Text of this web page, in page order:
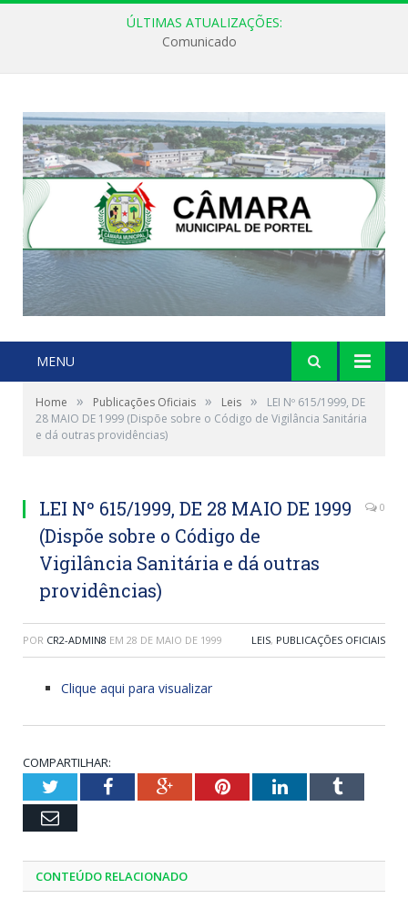
ÚLTIMAS ATUALIZAÇÕES:
Comunicado
MENU
Home » Publicações Oficiais » Leis »
LEI Nº 615/1999, DE
28 MAIO DE 1999 (Dispõe sobre o Código de Vigilância Sanitária
e dá outras providências)
LEI Nº 615/1999, DE 28 MAIO DE 1999
(Dispõe sobre o Código de
Vigilância Sanitária e dá outras
providências)
0
POR CR2-ADMIN8 EM 28 DE MAIO DE 1999 LEIS, PUBLICAÇÕES OFICIAIS
Clique aqui para visualizar
COMPARTILHAR:
TwitterFacebookGoogle+PinterestLinkedInTumblr
Email
CONTEÚDO RELACIONADO